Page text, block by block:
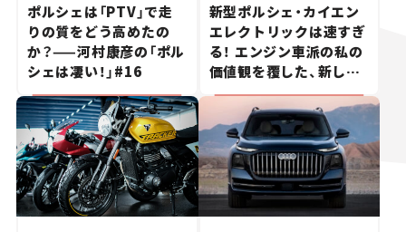
ポルシェは「PTV」で走
りの質をどう高めたの
か？——河村康彦の「ポル
シェは凄い！」#16
新型ポルシェ・カイエン
エレクトリックは速すぎ
る！ エンジン車派の私の
価値観を覆した、新しい
ポルシェの走り。